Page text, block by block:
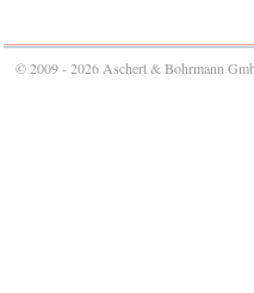
© 2009 - 2026 Aschert & Bohrmann